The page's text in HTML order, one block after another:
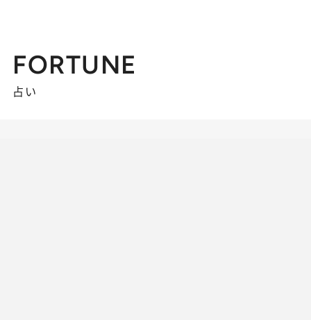
FORTUNE
占い